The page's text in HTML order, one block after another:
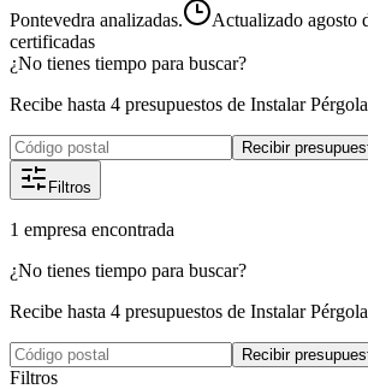
Pontevedra analizadas.
Actualizado agosto
certificadas
¿No tienes tiempo para buscar?
Recibe hasta 4 presupuestos de Instalar Pérgola
Recibir
Filtros
1 empresa encontrada
¿No tienes tiempo para buscar?
Recibe hasta 4 presupuestos de Instalar Pérgola
Recibir
Filtros